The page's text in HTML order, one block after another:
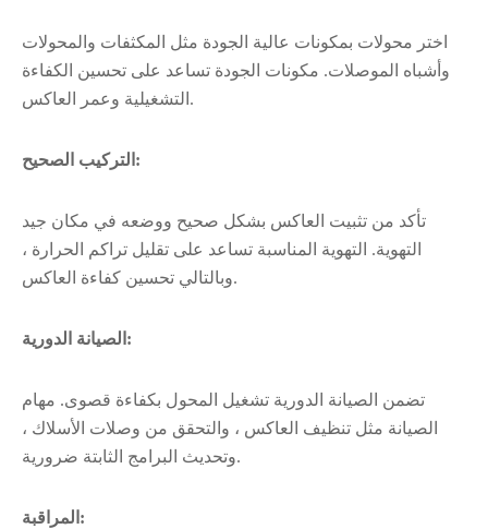
اختر محولات بمكونات عالية الجودة مثل المكثفات والمحولات
وأشباه الموصلات. مكونات الجودة تساعد على تحسين الكفاءة
التشغيلية وعمر العاكس.
التركيب الصحيح:
تأكد من تثبيت العاكس بشكل صحيح ووضعه في مكان جيد
التهوية. التهوية المناسبة تساعد على تقليل تراكم الحرارة ،
وبالتالي تحسين كفاءة العاكس.
الصيانة الدورية:
تضمن الصيانة الدورية تشغيل المحول بكفاءة قصوى. مهام
الصيانة مثل تنظيف العاكس ، والتحقق من وصلات الأسلاك ،
وتحديث البرامج الثابتة ضرورية.
المراقبة: